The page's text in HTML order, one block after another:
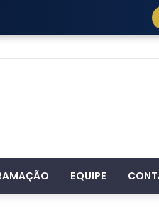
EQUIPE